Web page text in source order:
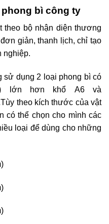
bì công ty
theo bộ nhận diện thương
giản, thanh lịch, chỉ tạo
nghiệp.
sử dụng 2 loại phong bì có
lớn hơn khổ A6 và
theo kích thước của vật
có thể chọn cho mình các
loại để dùng cho những